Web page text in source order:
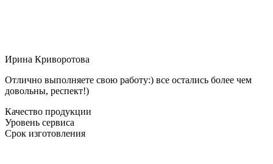
Ирина Криворотова
Отлично выполняете свою работу:) все остались более чем
довольны, респект!)
Качество продукции
Уровень сервиса
Срок изготовления